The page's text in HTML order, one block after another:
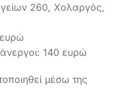
260, Χολαργός,
140 ευρώ
μέσω της